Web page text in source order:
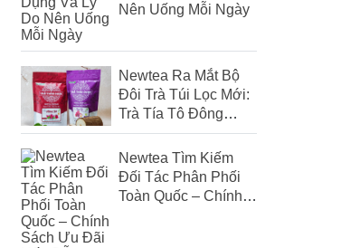
Nên Uống Mỗi Ngày
Newtea Ra Mắt Bộ
Đôi Trà Túi Lọc Mới:
Trà Tía Tô Đông
Trùng & Trà Atiso Đỏ
Newtea Tìm Kiếm
Đối Tác Phân Phối
Toàn Quốc – Chính